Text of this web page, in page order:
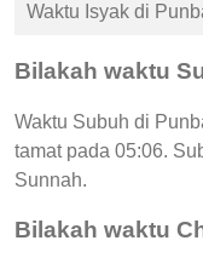
Waktu Isyak di
Bilakah waktu
Waktu Subuh di
tamat pada 05:06.
Sunnah.
Bilakah waktu